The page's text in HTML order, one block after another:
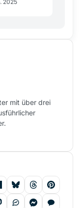
2025
mit über drei